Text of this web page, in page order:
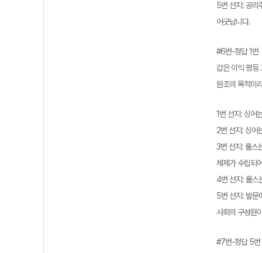
5번 선지: 공리
어긋납니다.
#6번-정답 1번
갑은 이익 평등
원조의 목적이
1번 선지: 싱어
2번 선지: 싱어
3번 선지: 롤스
체제가 수립되
4번 선지: 롤스
5번 선지: 발문
사회의 구성원
#7번-정답 5번